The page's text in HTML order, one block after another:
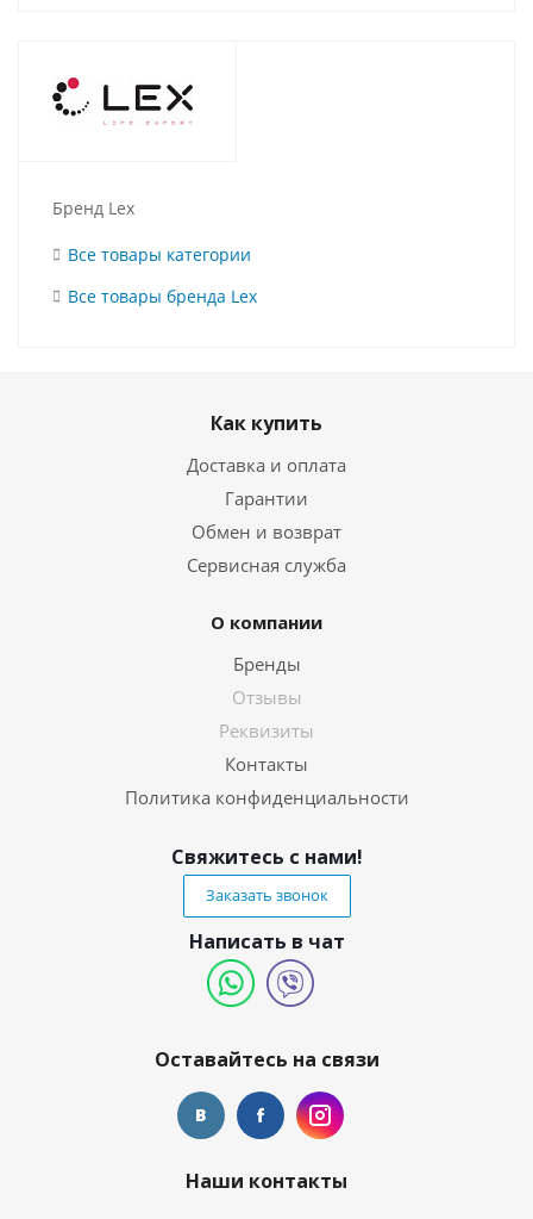
Бренд Lex
Все товары категории
Все товары бренда Lex
Как купить
Доставка и оплата
Гарантии
Обмен и возврат
Сервисная служба
О компании
Бренды
Отзывы
Реквизиты
Контакты
Политика конфиденциальности
Свяжитесь с нами!
Заказать звонок
Написать в чат
Оставайтесь на связи
Наши контакты